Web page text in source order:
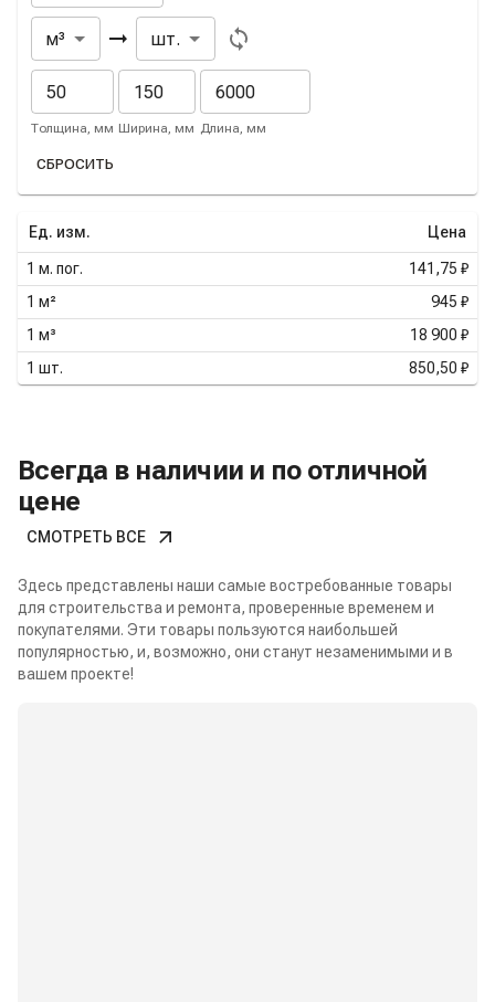
Из
м³
В
шт.
Толщина, мм Ширина, мм Длина, мм
СБРОСИТЬ
Ед. изм. Цена
1 м. пог.
141,75 ₽
1 м²
945 ₽
1 м³
18 900 ₽
1 шт. 850,50 ₽
Всегда в наличии и по отличной
цене
СМОТРЕТЬ ВСЕ
Здесь представлены наши самые востребованные товары
для строительства и ремонта, проверенные временем и
покупателями. Эти товары пользуются наибольшей
популярностью, и, возможно, они станут незаменимыми и в
вашем проекте!